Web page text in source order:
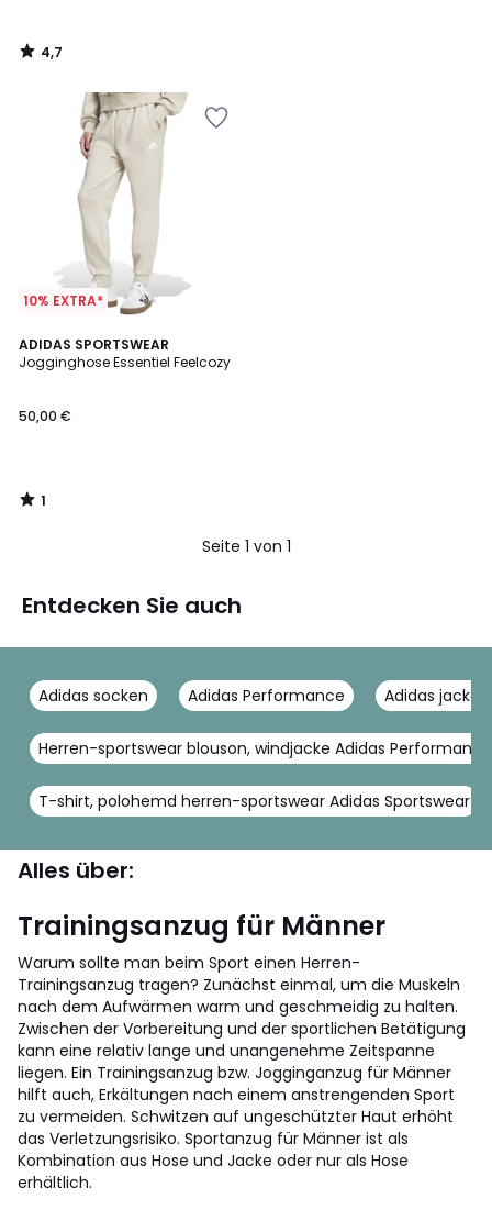
4,7
/
10% EXTRA*
ADIDAS SPORTSWEAR
Jogginghose Essentiel Feelcozy
50,00 €
1
/
1
/
Seite 1 von 1
Entdecken Sie auch
Adidas socken Adidas Performance Adidas jacke
Herren-sportswear blouson, windjacke Adidas Performance
T-shirt, polohemd herren-sportswear Adidas Sportswear
Alles über:
Trainingsanzug für Männer
Warum sollte man beim Sport einen Herren-
Trainingsanzug tragen? Zunächst einmal, um die Muskeln
nach dem Aufwärmen warm und geschmeidig zu halten.
Zwischen der Vorbereitung und der sportlichen Betätigung
kann eine relativ lange und unangenehme Zeitspanne
liegen. Ein Trainingsanzug bzw. Jogginganzug für Männer
hilft auch, Erkältungen nach einem anstrengenden Sport
zu vermeiden. Schwitzen auf ungeschützter Haut erhöht
das Verletzungsrisiko. Sportanzug für Männer ist als
Kombination aus Hose und Jacke oder nur als Hose
erhältlich.